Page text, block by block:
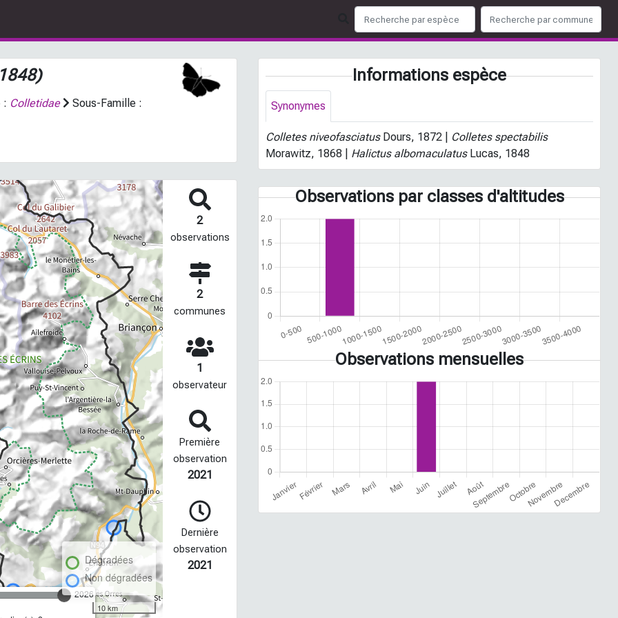
: Colletidae Sous-Famille :
2026
Dégradées
Non dégradées
10 km
2
observations
2
communes
1
observateur
Première
observation
2021
Dernière
observation
2021
Informations espèce
Synonymes
Colletes niveofasciatusDours, 1872 | Colletes spectabilis
Morawitz, 1868 | Halictus albomaculatusLucas, 1848
Observations par classes d'altitudes
Observations mensuelles